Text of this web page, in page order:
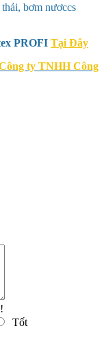
bơm nươccs
PROFI Tại Đây
ty TNHH Công
Tốt